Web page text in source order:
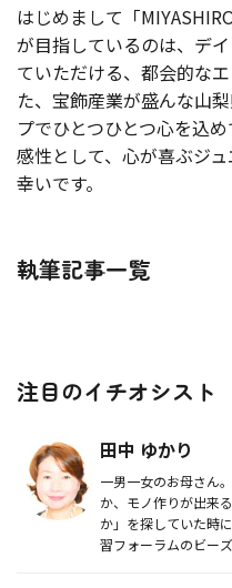
はじめまして「
が目指しているのは、デ
ていただける、都会的な
た、宝飾産業が盛んな山
プでひとつひとつ心を込
感性として、心が喜ぶジ
幸いです。
執筆記事一覧
注目のイチオシスト
田中 ゆかり
一男一女のお母さん
か、モノ作りが出来
か」を探していた時
習フォーラムのビー